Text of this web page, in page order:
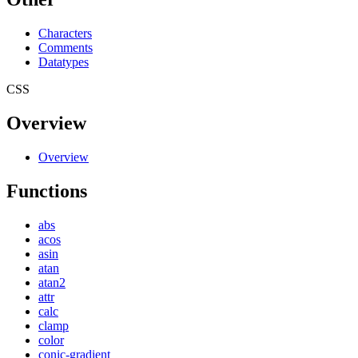
Characters
Comments
Datatypes
CSS
Overview
Overview
Functions
abs
acos
asin
atan
atan2
attr
calc
clamp
color
conic-gradient